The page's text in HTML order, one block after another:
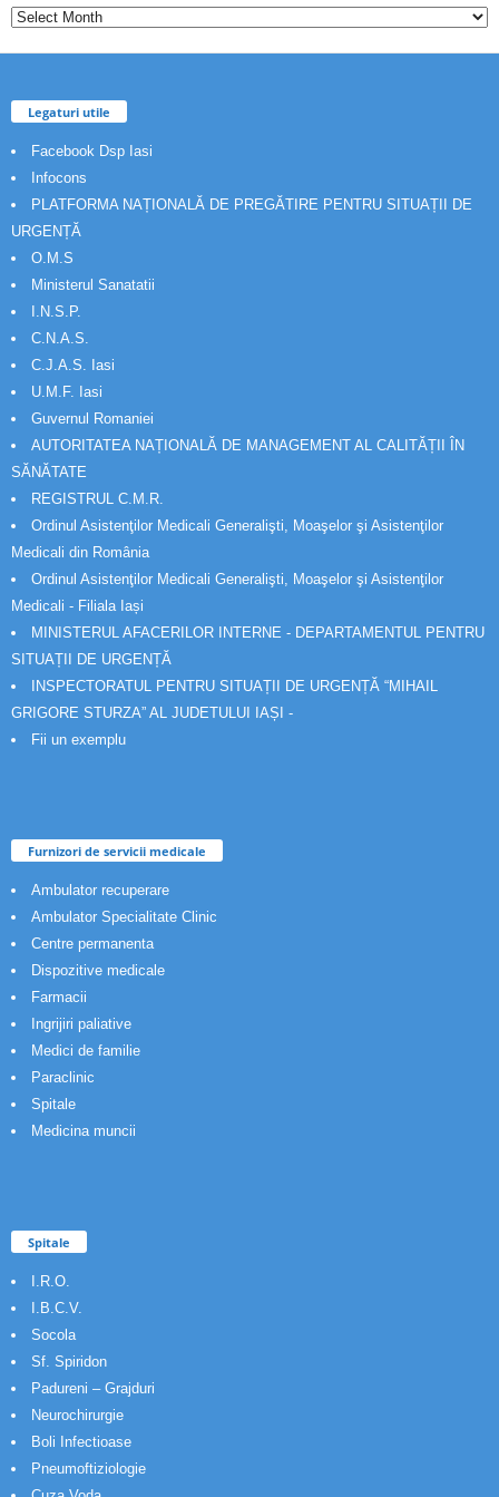
Legaturi utile
Facebook Dsp Iasi
Infocons
PLATFORMA NAȚIONALĂ DE PREGĂTIRE PENTRU SITUAȚII DE
URGENȚĂ
O.M.S
Ministerul Sanatatii
I.N.S.P.
C.N.A.S.
C.J.A.S. Iasi
U.M.F. Iasi
Guvernul Romaniei
AUTORITATEA NAȚIONALĂ DE MANAGEMENT AL CALITĂȚII ÎN
SĂNĂTATE
REGISTRUL C.M.R.
Ordinul Asistenţilor Medicali Generalişti, Moaşelor şi Asistenţilor
Medicali din România
Ordinul Asistenţilor Medicali Generalişti, Moaşelor şi Asistenţilor
Medicali - Filiala Iași
MINISTERUL AFACERILOR INTERNE - DEPARTAMENTUL PENTRU
SITUAȚII DE URGENȚĂ
INSPECTORATUL PENTRU SITUAȚII DE URGENȚĂ “MIHAIL
GRIGORE STURZA” AL JUDETULUI IAȘI -
Fii un exemplu
Furnizori de servicii medicale
Ambulator recuperare
Ambulator Specialitate Clinic
Centre permanenta
Dispozitive medicale
Farmacii
Ingrijiri paliative
Medici de familie
Paraclinic
Spitale
Medicina muncii
Spitale
I.R.O.
I.B.C.V.
Socola
Sf. Spiridon
Padureni – Grajduri
Neurochirurgie
Boli Infectioase
Pneumoftiziologie